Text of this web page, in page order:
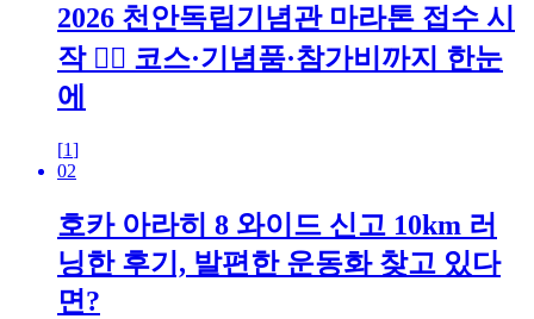
2026 천안독립기념관 마라톤 접수 시
작 🏃‍♂️ 코스·기념품·참가비까지 한눈
에
[1]
02
호카 아라히 8 와이드 신고 10km 러
닝한 후기, 발편한 운동화 찾고 있다
면?